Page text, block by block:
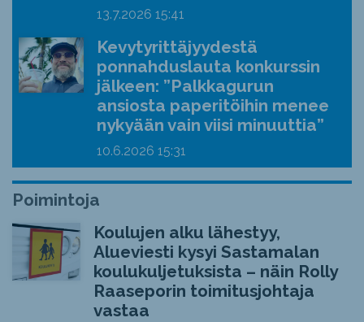
13.7.2026 15:41
Kevytyrittäjyydestä
ponnahduslauta konkurssin
jälkeen: ”Palkkagurun
ansiosta paperitöihin menee
nykyään vain viisi minuuttia”
10.6.2026 15:31
Poimintoja
Koulujen alku lähestyy,
Alueviesti kysyi Sastamalan
koulukuljetuksista – näin Rolly
Raaseporin toimitusjohtaja
vastaa